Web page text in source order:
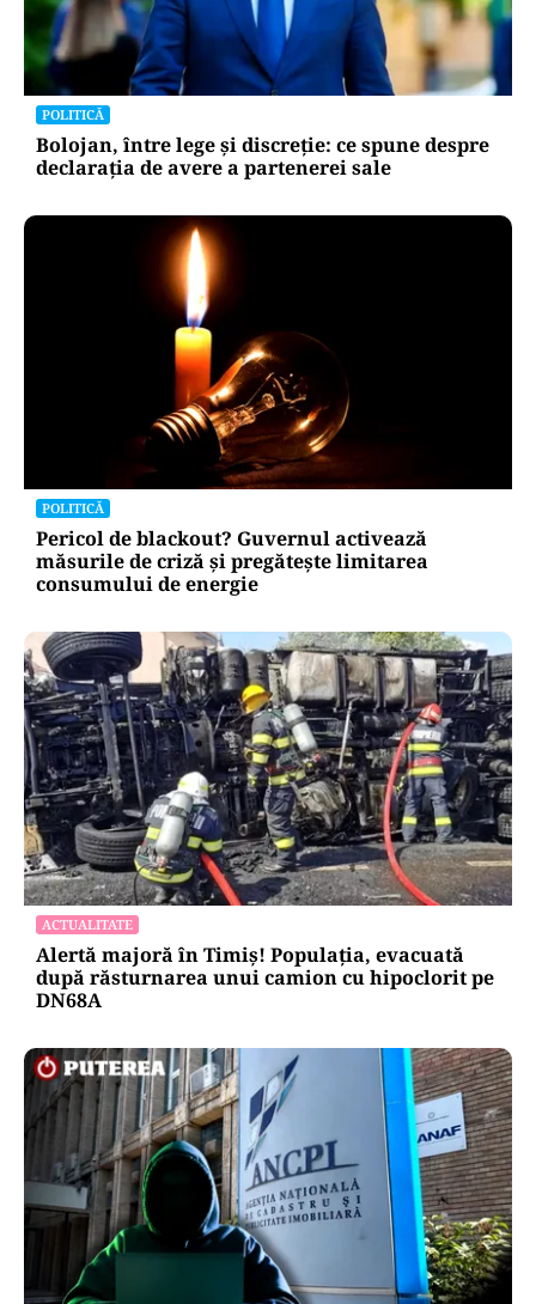
POLITICĂ
Bolojan, între lege și discreție: ce spune despre
declarația de avere a partenerei sale
POLITICĂ
Pericol de blackout? Guvernul activează
măsurile de criză și pregătește limitarea
consumului de energie
ACTUALITATE
Alertă majoră în Timiș! Populația, evacuată
după răsturnarea unui camion cu hipoclorit pe
DN68A